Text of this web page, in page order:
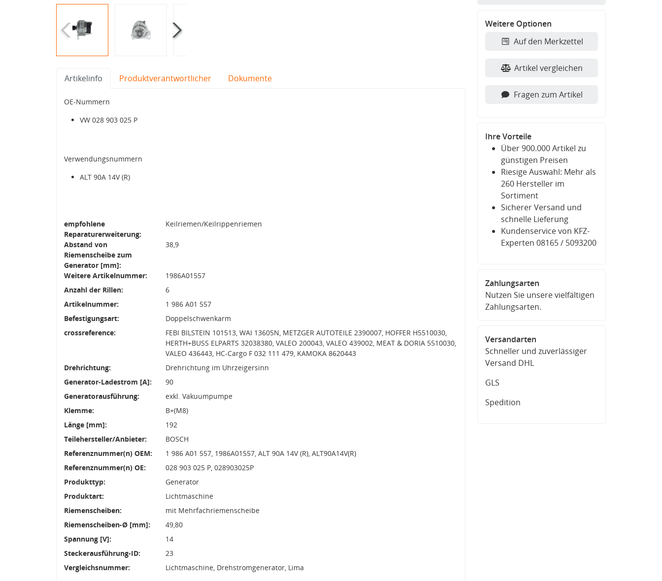
Artikelinfo Produktverantwortlicher Dokumente
OE-Nummern
VW 028 903 025 P
Verwendungsnummern
ALT 90A 14V (R)
empfohlene
Reparaturerweiterung:
Keilriemen/Keilrippenriemen
Abstand von
Riemenscheibe zum
Generator [mm]:
38,9
Weitere Artikelnummer:
1986A01557
Anzahl der Rillen:
6
Artikelnummer:
1 986 A01 557
Befestigungsart:
Doppelschwenkarm
crossreference:
FEBI BILSTEIN 101513, WAI 13605N, METZGER AUTOTEILE 2390007, HOFFER H5510030,
HERTH+BUSS ELPARTS 32038380, VALEO 200043, VALEO 439002, MEAT & DORIA 5510030,
VALEO 436443, HC-Cargo F 032 111 479, KAMOKA 8620443
Drehrichtung:
Drehrichtung im Uhrzeigersinn
Generator-Ladestrom [A]:
90
Generatorausführung:
exkl. Vakuumpumpe
Klemme:
B+(M8)
Länge [mm]:
192
Teilehersteller/Anbieter:
BOSCH
Referenznummer(n) OEM:
1 986 A01 557, 1986A01557, ALT 90A 14V (R), ALT90A14V(R)
Referenznummer(n) OE:
028 903 025 P, 028903025P
Produkttyp:
Generator
Produktart:
Lichtmaschine
Riemenscheiben:
mit Mehrfachriemenscheibe
Riemenscheiben-Ø [mm]:
49,80
Spannung [V]:
14
Steckerausführung-ID:
23
Vergleichsnummer:
Lichtmaschine, Drehstromgenerator, Lima
Weitere Optionen
Auf den Merkzettel
Artikel vergleichen
Fragen zum Artikel
Ihre Vorteile
Über 900.000 Artikel zu
günstigen Preisen
Riesige Auswahl: Mehr als
260 Hersteller im
Sortiment
Sicherer Versand und
schnelle Lieferung
Kundenservice von KFZ-
Experten 08165 / 5093200
Zahlungsarten
Nutzen Sie unsere vielfältigen
Zahlungsarten.
Versandarten
Schneller und zuverlässiger
Versand DHL
GLS
Spedition